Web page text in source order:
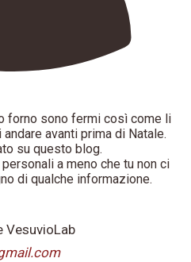
forno sono fermi così come li
avanti prima di Natale.
su questo blog.
a meno che tu non ci
di qualche informazione.
VesuvioLab